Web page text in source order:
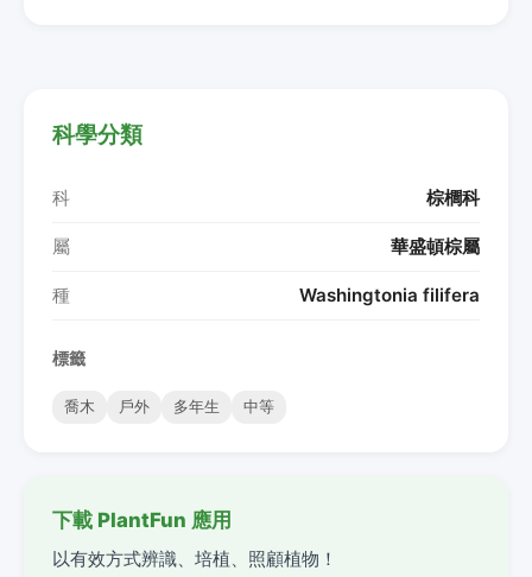
科學分類
科 棕櫚科
屬 華盛頓棕屬
種 Washingtonia filifera
標籤
喬木 戶外 多年生 中等
下載 PlantFun 應用
以有效方式辨識、培植、照顧植物！